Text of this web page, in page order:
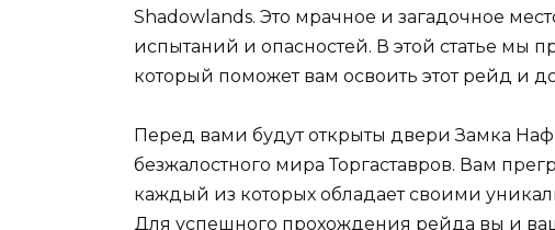
Shadowlands. Это мрачное и загадочное
испытаний и опасностей. В этой статье мы
который поможет вам освоить этот рейд и
Перед вами будут открыты двери Замка
безжалостного мира Торгаставров. Вам
каждый из которых обладает своими
Для успешного прохождения рейда вы и